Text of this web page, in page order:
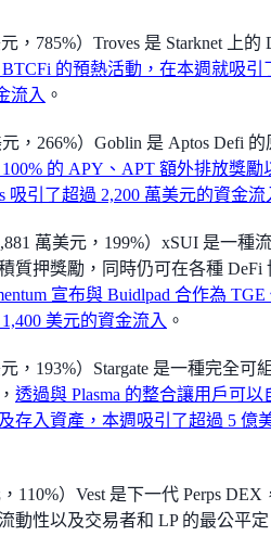
元，785%）Troves 是 Starknet 上的
的預熱活動，在本週就吸引
流入 。
元，266%）Goblin 是 Aptos Defi
的 APY、APT 額外排放獎勵
吸引了超過 2,200 萬美元的資金流
萬美元，199%）xSUI 是一種
質押獎勵，同時仍可在各種 DeFi
宣布與 Buidlpad 合作為 TGE
美元的資金流入 。
元，193%）Stargate 是一種完全可
透過與 Plasma 的整合讓用戶可以
存入資產，本週吸引了超過 5 億
110%）Vest 是下一代 Perps DEX
動性以及交易者和 LP 的最公平定